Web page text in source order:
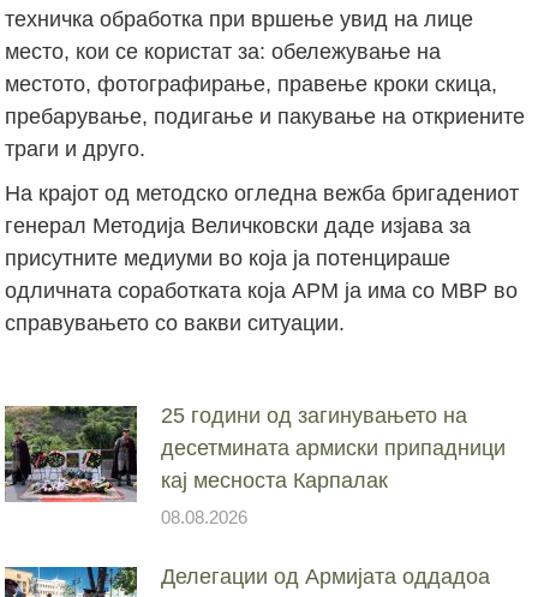
техничка обработка при вршење увид на лице
место, кои се користат за: обележување на
местото, фотографирање, правење кроки скица,
пребарување, подигање и пакување на откриените
траги и друго.
На крајот од методско огледна вежба бригадениот
генерал Методија Величковски даде изјава за
присутните медиуми во која ја потенцираше
одличната соработката која АРМ ја има со МВР во
справувањето со вакви ситуации.
25 години од загинувањето на
десетмината армиски припадници
кај месноста Карпалак
08.08.2026
Делегации од Армијата оддадоа